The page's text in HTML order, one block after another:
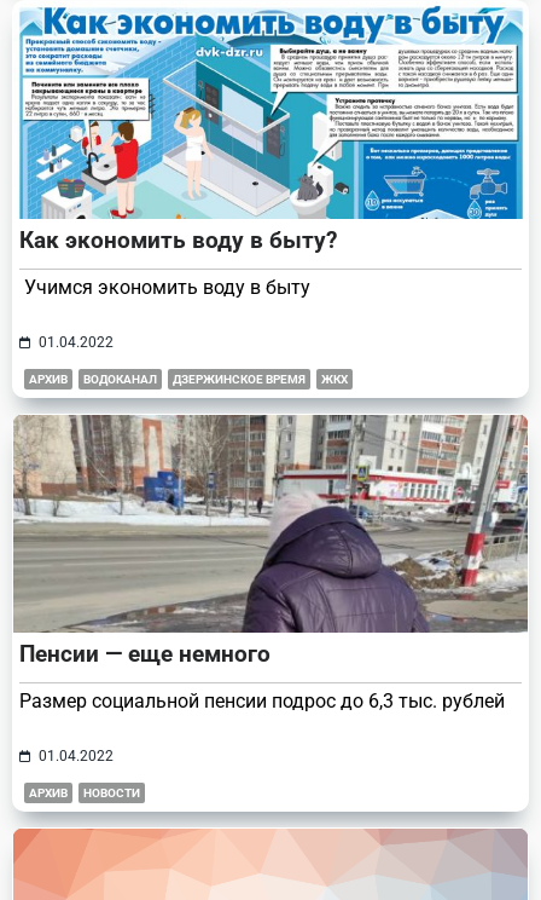
Как экономить воду в быту?
Учимся экономить воду в быту
01.04.2022
АРХИВ ВОДОКАНАЛ ДЗЕРЖИНСКОЕ ВРЕМЯ ЖКХ
Пенсии — еще немного
Размер социальной пенсии подрос до 6,3 тыс. рублей
01.04.2022
АРХИВ НОВОСТИ